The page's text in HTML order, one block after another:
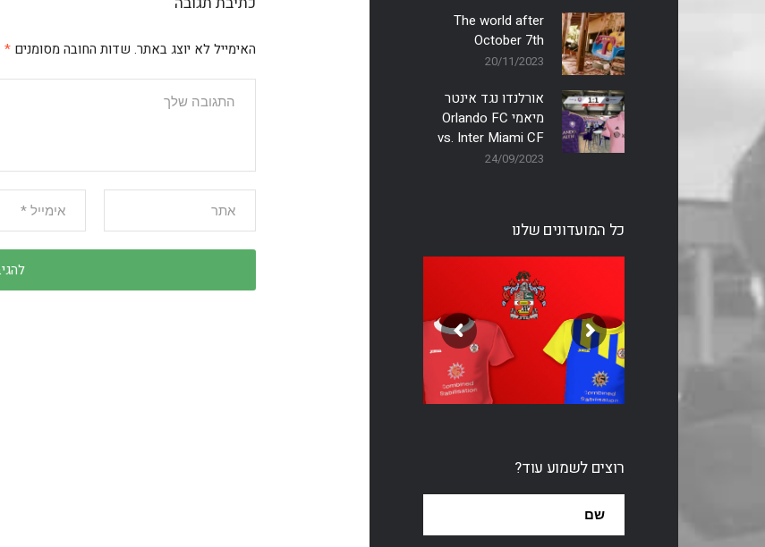
The world after
October 7th
20/11/2023
אורלנדו נגד אינטר
מיאמי Orlando FC
vs. Inter Miami CF
24/09/2023
כל המועדונים שלנו
רוצים לשמוע עוד?
האימייל לא יוצג באתר. שדות החובה מסומנים*